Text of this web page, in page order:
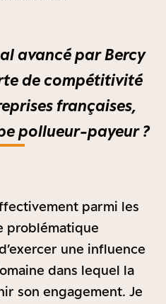
avancé par Bercy
de compétitivité
françaises,
pollueur-payeur ?
parmi les
problématique
une influence
dans lequel la
son engagement. Je